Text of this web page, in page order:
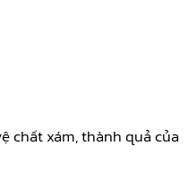
chất xám, thành quả của